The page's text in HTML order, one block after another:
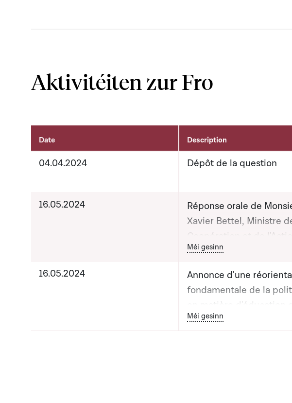
Aktivitéiten zur Fro
Aktivitéiten um Dossier
Date Description
04.04.2024 Dépôt de la question
16.05.2024
Réponse orale de
Xavier Bettel, Ministre
Coopération et de l'Action
humanitaire apportée
Bouton graphique
Méi gesinn
16.05.2024
Annonce d'une
fondamentale de la
en matière d'éducation
sensibilisation aux
Bouton graphique
Méi gesinn